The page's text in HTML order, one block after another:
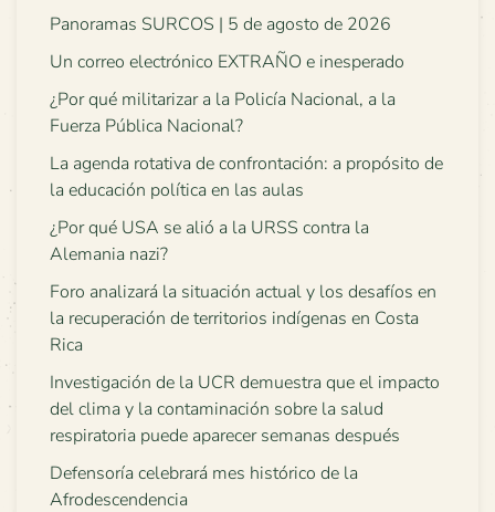
Panoramas SURCOS | 5 de agosto de 2026
Un correo electrónico EXTRAÑO e inesperado
¿Por qué militarizar a la Policía Nacional, a la
Fuerza Pública Nacional?
La agenda rotativa de confrontación: a propósito de
la educación política en las aulas
¿Por qué USA se alió a la URSS contra la
Alemania nazi?
Foro analizará la situación actual y los desafíos en
la recuperación de territorios indígenas en Costa
Rica
Investigación de la UCR demuestra que el impacto
del clima y la contaminación sobre la salud
respiratoria puede aparecer semanas después
Defensoría celebrará mes histórico de la
Afrodescendencia